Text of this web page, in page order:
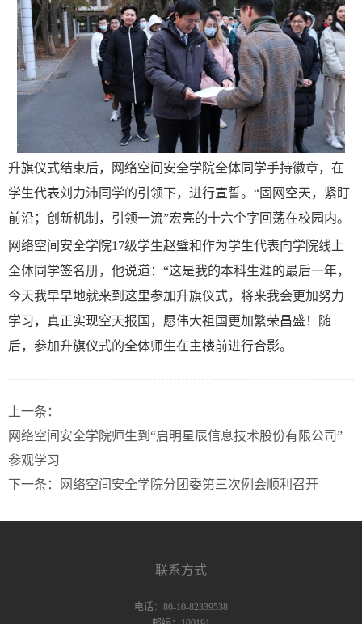
升旗仪式结束后，网络空间安全学院全体同学手持徽章，在
学生代表刘力沛同学的引领下，进行宣誓。“固网空天，紧盯
前沿；创新机制，引领一流”宏亮的十六个字回荡在校园内。
网络空间安全学院17级学生赵璧和作为学生代表向学院线上
全体同学签名册，他说道：“这是我的本科生涯的最后一年，
今天我早早地就来到这里参加升旗仪式，将来我会更加努力
学习，真正实现空天报国，愿伟大祖国更加繁荣昌盛！随
后，参加升旗仪式的全体师生在主楼前进行合影。
上一条：
网络空间安全学院师生到“启明星辰信息技术股份有限公司”
参观学习
下一条：
网络空间安全学院分团委第三次例会顺利召开
联系方式
电话：86-10-82339538